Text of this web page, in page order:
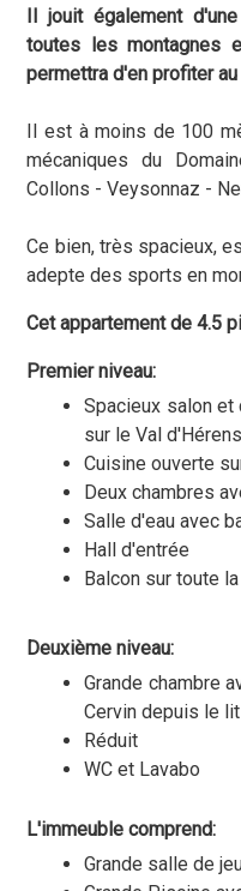
Il jouit également
toutes les montagnes
permettra d'en profiter au
Il est à moins de 100
mécaniques du
Collons - Veysonnaz -
Ce bien, très spacieux,
adepte des sports en
Cet appartement de 4.5
Premier niveau:
Spacieux salon et
sur le Val d'Hérens
Cuisine ouverte
Deux chambres
Salle d'eau avec
Hall d'entrée
Balcon sur toute
Deuxième niveau:
Grande chambre
Cervin depuis le lit
Réduit
WC et Lavabo
L'immeuble comprend:
Grande salle de